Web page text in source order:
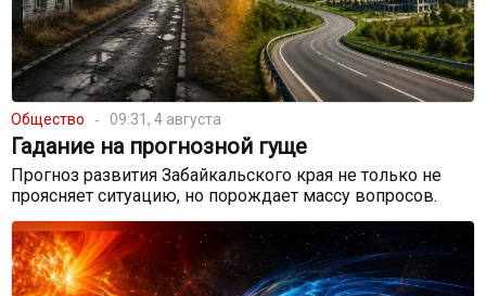
Общество 09:31, 4 августа
Гадание на прогнозной гуще
Прогноз развития Забайкальского края не только не
проясняет ситуацию, но порождает массу вопросов.